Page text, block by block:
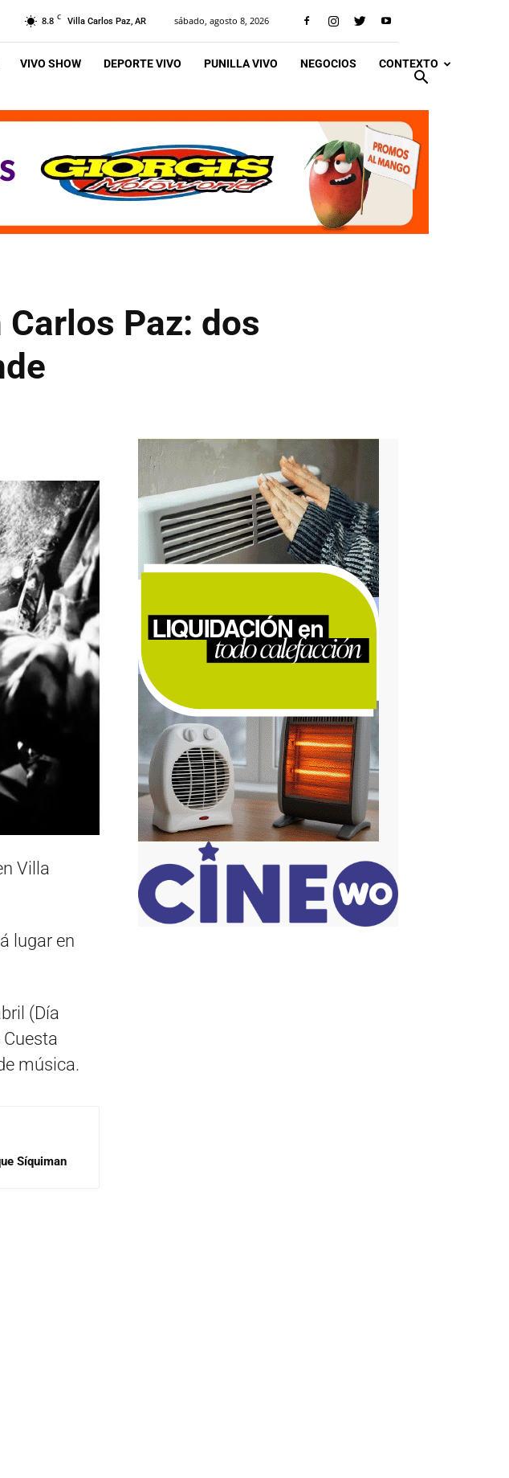
8.8 C Villa Carlos Paz, AR sábado, agosto 8, 2026
VIVO SHOW DEPORTE VIVO PUNILLA VIVO NEGOCIOS CONTEXTO
Paz: dos
Villa
lugar en
(Día
música.
Síquiman